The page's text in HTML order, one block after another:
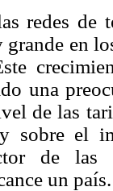
redes de
en
una
de las
sobre el
de las
un país.